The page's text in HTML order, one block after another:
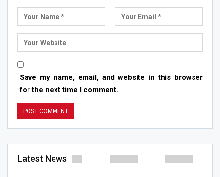
Save my name, email, and website in this browser
for the next time I comment.
Latest News